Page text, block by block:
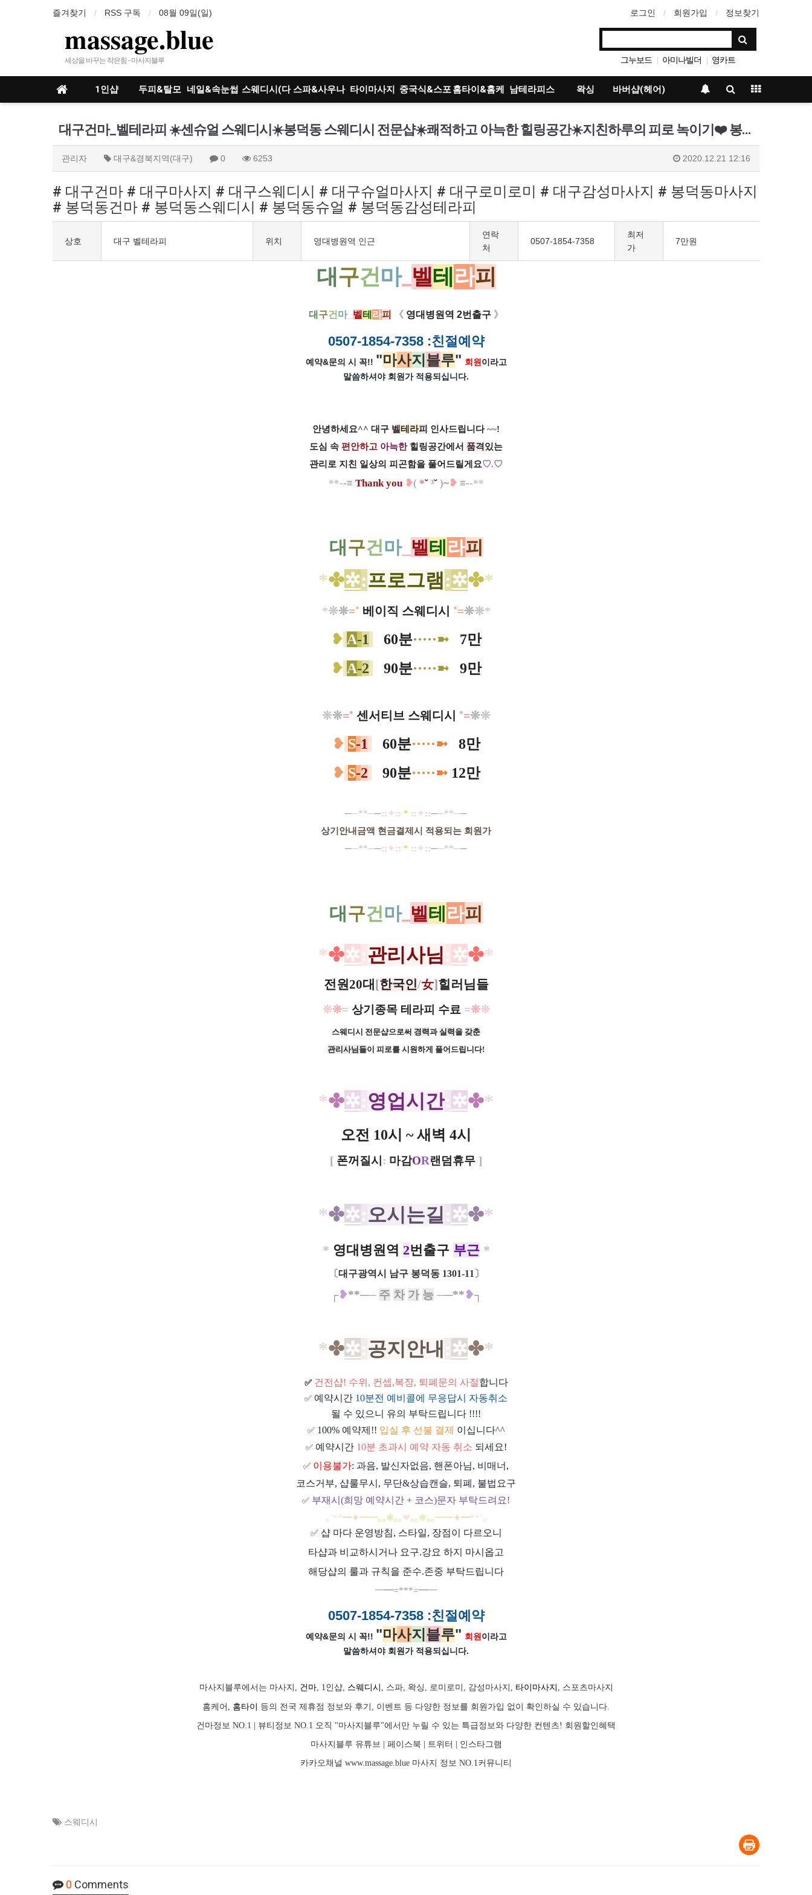
즐겨찾기 RSS 구독 08월 09일(일) 로그인 회원가입 정보찾기
massage.blue
세상을 바꾸는 작은힘 - 마사지블루 그누보드 아미나빌더 영카트
| 베이직테마
1인샵 두피&탈모 네일&속눈썹 스웨디시(다 스파&사우나 타이마사지 중국식&스포홈타이&홈케 남테라피스 왁싱 바버샵(헤어)
대구건마_벨테라피 ☀️센슈얼 스웨디시☀️봉덕동 스웨디시 전문샵☀️쾌적하고 아늑한 힐링공간☀️지친하루의 피로 녹이기❤️ 봉덕동스…
관리자 대구&경북지역(대구) 0 6253 2020.12.21 12:16
# 대구건마 # 대구마사지 # 대구스웨디시 # 대구슈얼마사지 # 대구로미로미 # 대구감성마사지 # 봉덕동마사지
# 봉덕동건마 # 봉덕동스웨디시 # 봉덕동슈얼 # 봉덕동감성테라피
상호 대구 벨테라피 위치 영대병원역 인근
연락
처
0507-1854-7358
최저
가
7만원
대 구건마_ 벨테 라피
대 구건 마_ 벨테 라피 《 영대병원역 2번출구 》
0507-1854-7358:친절예약
예약&문의 시 꼭!! "마사지 블루" 회원 이라고
말씀하셔야 회원가 적용되십니다.
안녕하세요^^ 대구 벨테 라피 인사드립니다~~!
도심 속 편안하고 아늑한힐링공간에서 품격있는
관리로 지친 일상의 피곤함을 풀어드릴게요♡.♡
**​--≡ Thank you​ ❥( *˘³˘ )~❥ ≡--**
대 구건마_ 벨테 라피
*✤✲:프로그램:✲✤*
*❊❊=˚ 베이직 스웨디시 ˚=❊❊*
❥ A-1 60분·····➼
7만
❥ A-2 90분·····➼ 9만
❊❊=˚ 센서티브 스웨디시 ˚=❊❊
❥ S-1 60분·····➼
8만
❥ S-2 90분·····➼12만
──**──:: ✦:: ​​ * :: ✦::──**──
상기안내금액 현금결제시 적용되는 회원가
──**──:: ✦:: ​​ * :: ✦::──**──
대구건마_ 벨테라피
*✤✲ 관리사님 ✲✤*
전원20대 [한국인/女]힐러님들
❊❊= ​상기종목 테라피 수료 =❊❊
스웨디시 전문샵으로써 경력 과실력 을 갖춘
관리사님들이 피로를 시원하게 풀어드립니다!
*✤✲ 영업시간 ✲✤*
오전 10시 ~ 새벽 4시
[ 폰꺼질시 : 마감OR랜덤휴무 ]
*✤✲ 오시는길 ✲✤*
* 영대병원역 2번출구 부근 *
〔대구광역시 남구 봉덕동 1301-11 〕
┌❥**── 주 차 가 능 ──**❥┐
*✤✲ 공지안내 ✲✤*
✅ 건전샵! 수위, 컨셉,복장, 퇴폐문의 사절합니다
✅ 예약시간 10분전 예비콜에 무응답시 자동취소
될 수 있으니 유의 부탁드립니다 !!!!
✅ 100% 예약제!! 입실 후 선불 결제 이십니다^^
✅ 예약시간 10분 초과시 예약 자동 취소 되세요!
✅ 이용불가: 과음, 발신자없음, 핸폰아님, 비매너,
코스거부, 샵룰무시, 무단&상습캔슬, 퇴폐, 불법요구
✅ 부재시(희망 예약시간 + 코스)문자 부탁드려요!
｡˚**━✦━━｡｡✱｡｡❤｡｡✱｡｡━━✦━**˚｡
✅ 샵 마다 운영방침, 스타일, 장점이 다르오니
타샵과 비교하시거나 요구.강요 하지 마시옵고
해당샵의 룰과 규칙을 준수.존중 부탁드립니다
━━=***=━━
0507-1854-7358:친절예약
예약&문의 시 꼭!! "마사지 블루" 회원 이라고
말씀하셔야 회원가 적용되십니다.
마사지블루에서는 마사지, 건마, 1인샵, 스웨디시 , 스파, 왁싱, 로미로미, 감성마사지, 타이마사지 , 스포츠마사지
홈케어, 홈타이 등의 전국 제휴점 정보와 후기, 이벤트 등 다양한 정보를 회원가입 없이 확인하실 수 있습니다.
건마정보 NO.1 | 뷰티정보 NO.1 오직 "마사지블루"에서만 누릴 수 있는 특급정보와 다양한 컨텐츠! 회원할인혜택
마사지블루 유튜브 | 페이스북 | 트위터 | 인스타그램
카카오채널 www.massage.blue 마사지 정보 NO.1커뮤니티
스웨디시
0 Comments